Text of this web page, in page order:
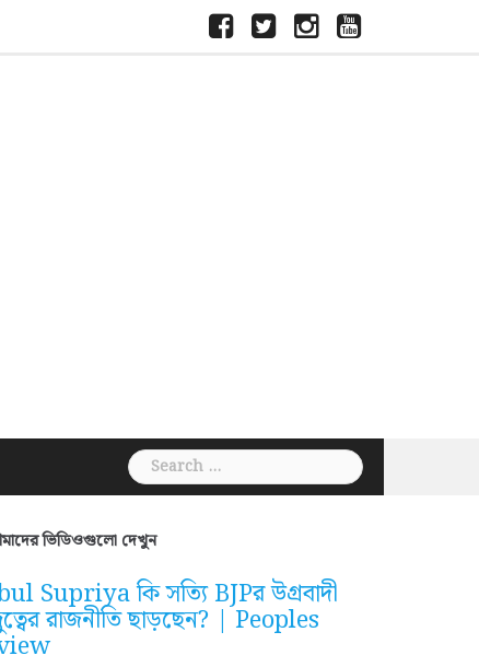
ফেসবুকটুইটারইন্সতাগ্রামইউটিউব
Search
for:
ভিডিওগুলো দেখুন
Supriya কি সত্যি BJPর উগ্রবাদী
রাজনীতি ছাড়ছেন? | Peoples